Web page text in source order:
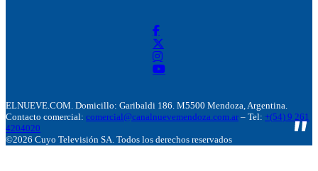
ELNUEVE.COM. Domicillo: Garibaldi 186. M5500 Mendoza, Argentina.
Contacto comercial: comercial@canalnuevemendoza.com.ar – Tel: +(54) 9 261
4204020
©2026 Cuyo Televisión SA. Todos los derechos reservados